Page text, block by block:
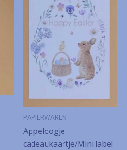
PAPIERWAREN
Appeloogje
cadeaukaartje/Mini label